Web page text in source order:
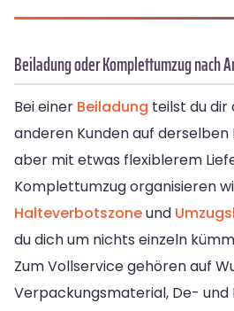
Beiladung oder Komplettumzug nach
Bei einer Beiladung teilst du dir
anderen Kunden auf derselben
aber mit etwas flexiblerem
Komplettumzug organisieren
Halteverbotszoneund
du dich um nichts einzeln
Zum Vollservice gehören auf
Verpackungsmaterial, De-